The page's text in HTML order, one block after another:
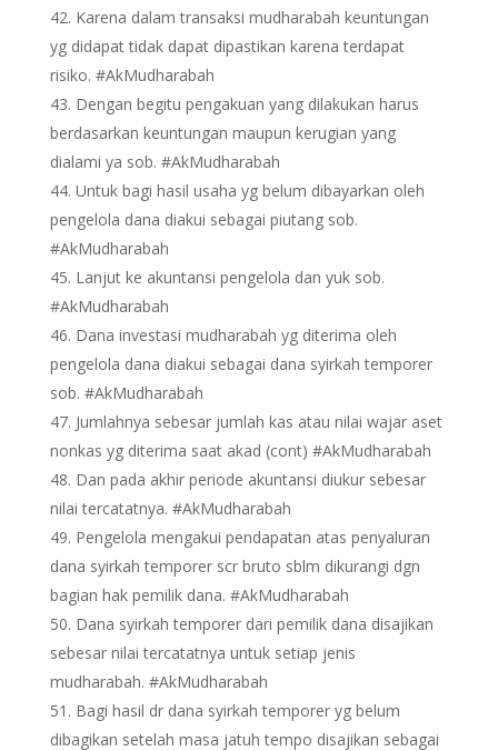
Karena dalam transaksi mudharabah keuntungan
yg didapat tidak dapat dipastikan karena terdapat
risiko. #AkMudharabah
Dengan begitu pengakuan yang dilakukan harus
berdasarkan keuntungan maupun kerugian yang
dialami ya sob. #AkMudharabah
Untuk bagi hasil usaha yg belum dibayarkan oleh
pengelola dana diakui sebagai piutang sob.
#AkMudharabah
Lanjut ke akuntansi pengelola dan yuk sob.
#AkMudharabah
Dana investasi mudharabah yg diterima oleh
pengelola dana diakui sebagai dana syirkah temporer
sob. #AkMudharabah
Jumlahnya sebesar jumlah kas atau nilai wajar aset
nonkas yg diterima saat akad (cont) #AkMudharabah
Dan pada akhir periode akuntansi diukur sebesar
nilai tercatatnya. #AkMudharabah
Pengelola mengakui pendapatan atas penyaluran
dana syirkah temporer scr bruto sblm dikurangi dgn
bagian hak pemilik dana. #AkMudharabah
Dana syirkah temporer dari pemilik dana disajikan
sebesar nilai tercatatnya untuk setiap jenis
mudharabah. #AkMudharabah
Bagi hasil dr dana syirkah temporer yg belum
dibagikan setelah masa jatuh tempo disajikan sebagai